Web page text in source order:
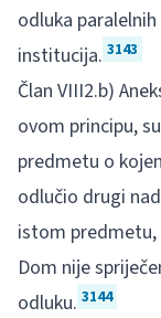
odluka
institucija. 3143
Član VIII2.b)
ovom principu,
predmetu o
odlučio drugi
istom predmetu,
Dom nije
odluku. 3144